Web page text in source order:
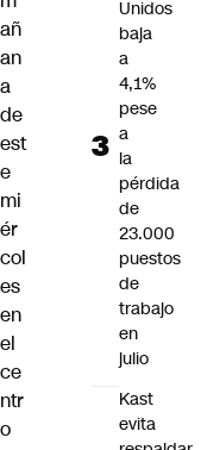
añ
an
a
de
est
e
mi
ér
col
es
en
el
ce
ntr
o
Unidos
baja
a
4,1%
pese
a
la
pérdida
de
23.000
puestos
de
trabajo
en
julio
Kast
evita